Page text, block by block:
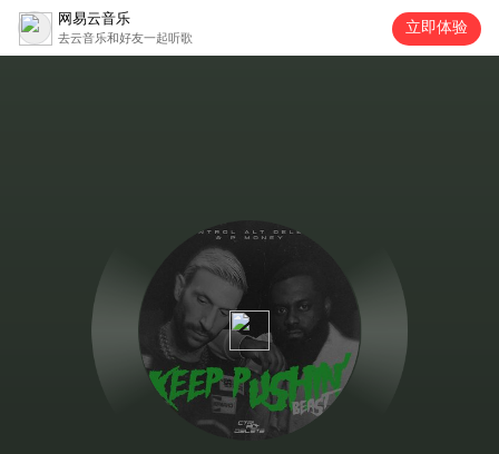
网易云音乐
去云音乐和好友一起听歌
立即体验